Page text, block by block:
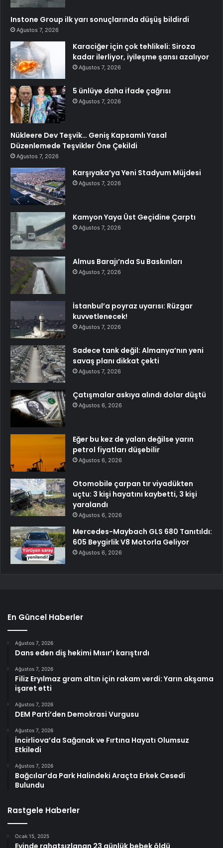
Instone Group ilk yarı sonuçlarında düşüş bildirdi
Ağustos 7, 2026
Karaciğer için çok tehlikeli: Siroza
kadar ilerliyor, iyileşme şansı azalıyor
Ağustos 7, 2026
5 ünlüye daha ifade çağrısı
Ağustos 7, 2026
Nükleere Dev Teşvik… Geniş Kapsamlı Yasal
Düzenlemede Teşvikler Öne Çekildi
Ağustos 7, 2026
Karşıyaka’ya Yeni Stadyum Müjdesi
Ağustos 7, 2026
Kamyon Yaya Üst Geçidine Çarptı
Ağustos 7, 2026
Almus Barajı’nda Su Baskınları
Ağustos 7, 2026
İstanbul’a poyraz uyarısı: Rüzgar
kuvvetlenecek!
Ağustos 7, 2026
Sadece tank değil: Almanya’nın yeni
savaş planı dikkat çekti
Ağustos 7, 2026
Çatışmalar askıya alındı dolar düştü
Ağustos 6, 2026
Eğer bu kez de yalan değilse yarın
petrol fiyatları düşebilir
Ağustos 6, 2026
Otomobile çarpan tır viyadükten
uçtu: 3 kişi hayatını kaybetti, 3 kişi
yaralandı
Ağustos 6, 2026
Mercedes-Maybach GLS 680 Tanıtıldı:
605 Beygirlik V8 Motorla Geliyor
Ağustos 6, 2026
En Güncel Haberler
Ağustos 7, 2026
Dans eden diş hekimi Mısır’ı karıştırdı
Ağustos 7, 2026
Filiz Eryılmaz gram altın için rakam verdi: Yarın akşama
işaret etti
Ağustos 7, 2026
DEM Parti’den Demokrasi Vurgusu
Ağustos 7, 2026
İncirliova’da Sağanak ve Fırtına Hayatı Olumsuz
Etkiledi
Ağustos 7, 2026
Bağcılar’da Park Halindeki Araçta Erkek Cesedi
Bulundu
Rastgele Haberler
Ocak 15, 2025
Evinde rahatsızlanan 23 günlük bebek öldü